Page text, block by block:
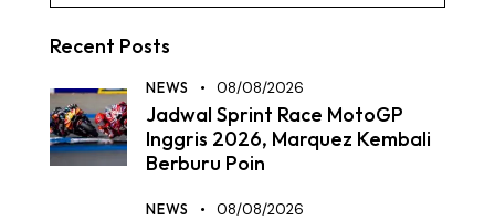
Recent Posts
NEWS 08/08/2026
Jadwal Sprint Race MotoGP
Inggris 2026, Marquez Kembali
Berburu Poin
NEWS 08/08/2026